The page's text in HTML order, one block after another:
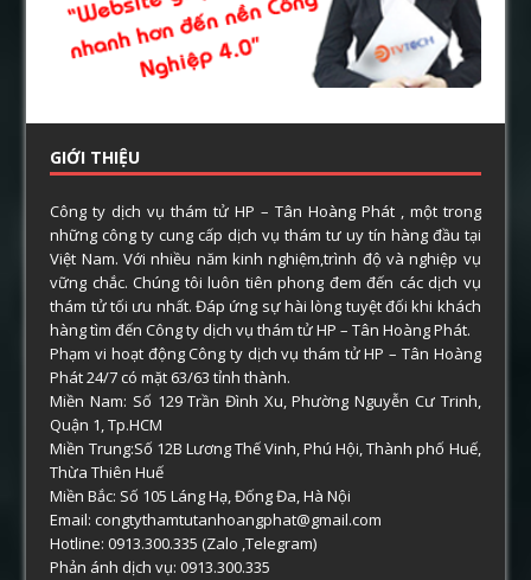
GIỚI THIỆU
Công ty dịch vụ thám tử HP – Tân Hoàng Phát , một trong
những công ty cung cấp dịch vụ thám tư uy tín hàng đầu tại
Việt Nam. Với nhiều năm kinh nghiệm,trình độ và nghiệp vụ
vững chắc. Chúng tôi luôn tiên phong đem đến các dịch vụ
thám tử tối ưu nhất. Đáp ứng sự hài lòng tuyệt đối khi khách
hàng tìm đến Công ty dịch vụ thám tử HP – Tân Hoàng Phát.
Phạm vi hoạt động Công ty dịch vụ thám tử HP – Tân Hoàng
Phát 24/7 có mặt 63/63 tỉnh thành.
Miền Nam: Số 129 Trần Đình Xu, Phường Nguyễn Cư Trinh,
Quận 1, Tp.HCM
Miền Trung:Số 12B Lương Thế Vinh, Phú Hội, Thành phố Huế,
Thừa Thiên Huế
Miền Bắc: Số 105 Láng Hạ, Đống Đa, Hà Nội
Email: congtythamtutanhoangphat@gmail.com
Hotline: 0913.300.335 (Zalo ,Telegram)
Phản ánh dịch vụ: 0913.300.335